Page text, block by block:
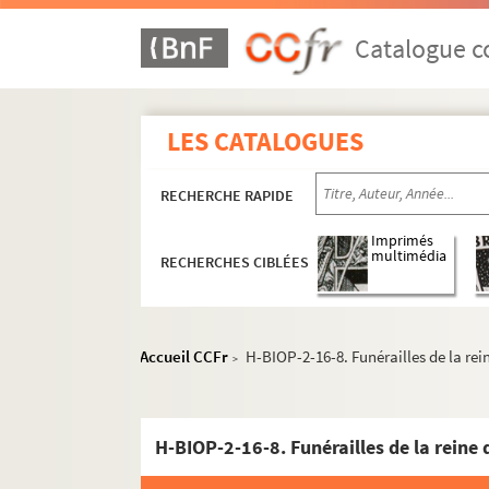
Catalogue
LES CATALOGUES
RECHERCHE RAPIDE
RECHERCHES CIBLÉES
Imprimés
multimédia
Accueil CCFr > H-BIOP-2-16-8. Funérailles de la
H-BIOP-2-16-8. Funérailles de la reine